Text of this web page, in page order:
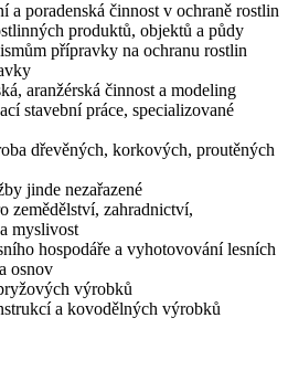
a poradenská činnost v ochraně rostlin
produktů, objektů a půdy
přípravky na ochranu rostlin
aranžérská činnost a modeling
stavební práce, specializované
dřevěných, korkových, proutěných
jinde nezařazené
zemědělství, zahradnictví,
myslivost
hospodáře a vyhotovování lesních
osnov
výrobků
a kovodělných výrobků